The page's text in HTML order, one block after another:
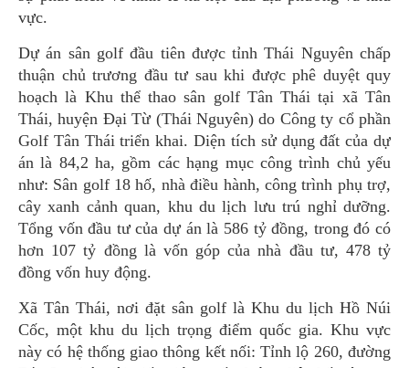
vực.
Dự án sân golf đầu tiên được tỉnh Thái Nguyên chấp
thuận chủ trương đầu tư sau khi được phê duyệt quy
hoạch là Khu thể thao sân golf Tân Thái tại xã Tân
Thái, huyện Đại Từ (Thái Nguyên) do Công ty cổ phần
Golf Tân Thái triển khai. Diện tích sử dụng đất của dự
án là 84,2 ha, gồm các hạng mục công trình chủ yếu
như: Sân golf 18 hố, nhà điều hành, công trình phụ trợ,
cây xanh cảnh quan, khu du lịch lưu trú nghỉ dưỡng.
Tổng vốn đầu tư của dự án là 586 tỷ đồng, trong đó có
hơn 107 tỷ đồng là vốn góp của nhà đầu tư, 478 tỷ
đồng vốn huy động.
Xã Tân Thái, nơi đặt sân golf là Khu du lịch Hồ Núi
Cốc, một khu du lịch trọng điểm quốc gia. Khu vực
này có hệ thống giao thông kết nối: Tỉnh lộ 260, đường